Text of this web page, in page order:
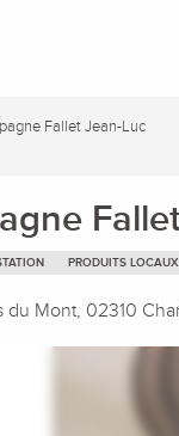
Fallet Jean-Luc
PRODUITS LOCAUX
du Mont, 02310